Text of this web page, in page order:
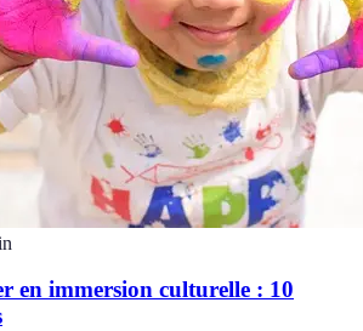
en immersion culturelle : 10